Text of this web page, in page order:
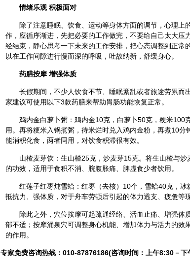
情绪乐观 积极面对
除了注意睡眠、饮食、运动等身体方面的调节，心理
作，应循序渐进，先把必要的工作做完，不要给自己太大
经结束，静心思考一下未来的工作安排，把心态调整到正
以在工作间隙进行慢而深的呼吸，吐故纳新，舒缓身心。
药膳按摩 增强体质
长假期间，不少人饮食不节、睡眠紊乱或者旅途劳累
家建议可使用以下3款药膳来帮助胃肠功能恢复正常。
鸡内金白萝卜粥：鸡内金10克，白萝卜50克，粳米100
用。再将粳米入锅煮粥，待米烂时兑入鸡内金粉，再煮10
能消积化食，两者同用，对饮食积滞很有效。
山楂麦芽饮：生山楂25克，炒麦芽15克。将生山楂与
的功效，适用于食积不消、脘腹胀痛、脾虚食少者饮用。
红莲子红枣炖雪蛤：红枣（去核）10个，雪蛤40克，
抵抗力、强体质，对于舟车劳顿后引起的体力透支、疲惫等
除此之外，穴位按摩可起疏通经络 、活血止痛、增强体
部不适；按摩涌泉穴可调整身心机能、增加体力与活力的效
的作用。
专家免费咨询热线：010-87876186(咨询时间：上午8:30－下